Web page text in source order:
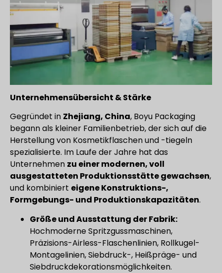
Unternehmensübersicht & Stärke
Gegründet in Zhejiang, China, Boyu Packaging
begann als kleiner Familienbetrieb, der sich auf die
Herstellung von Kosmetikflaschen und -tiegeln
spezialisierte. Im Laufe der Jahre hat das
Unternehmen zu einer modernen, voll
ausgestatteten Produktionsstätte gewachsen,
und kombiniert eigene Konstruktions-,
Formgebungs- und Produktionskapazitäten.
Größe und Ausstattung der Fabrik:
Hochmoderne Spritzgussmaschinen,
Präzisions-Airless-Flaschenlinien, Rollkugel-
Montagelinien, Siebdruck-, Heißpräge- und
Siebdruckdekorationsmöglichkeiten.